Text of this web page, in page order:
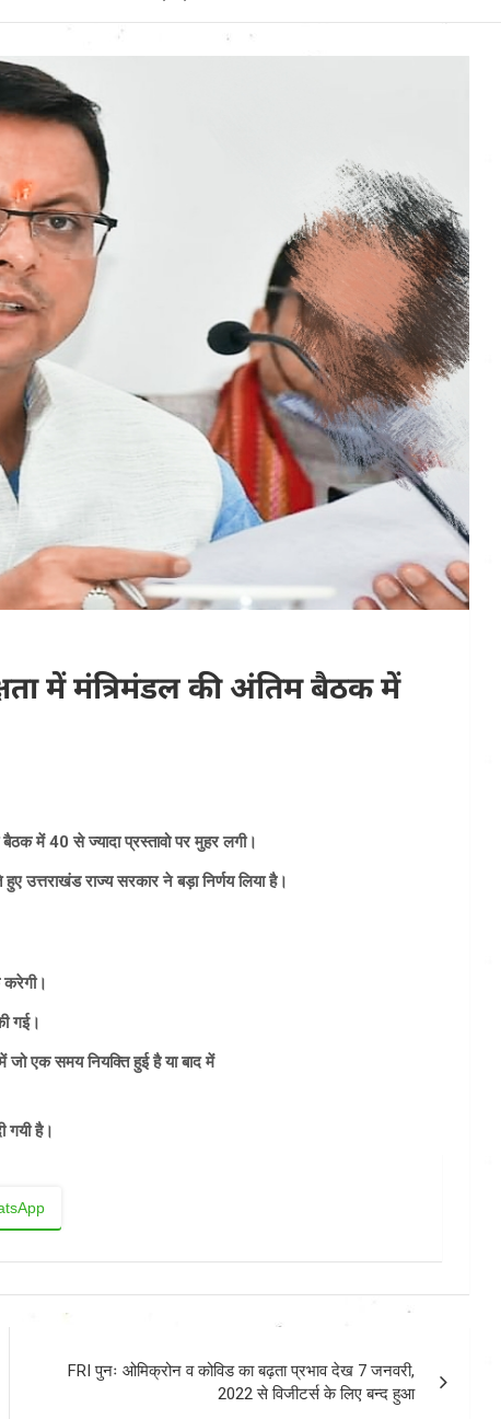
में मंत्रिमंडल की अंतिम बैठक में
में 40 से ज्यादा प्रस्तावो पर मुहर लगी।
राज्य सरकार ने बड़ा निर्णय लिया है।
करेगी।
गई।
जो एक समय नियक्ति हुई है या बाद में
गयी है।
FRI पुनः ओमिक्रोन व कोविड का बढ़ता प्रभाव देख 7 जनवरी,
2022 से विजीटर्स के लिए बन्द हुआ